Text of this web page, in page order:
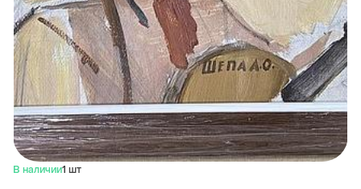
В наличии1 шт